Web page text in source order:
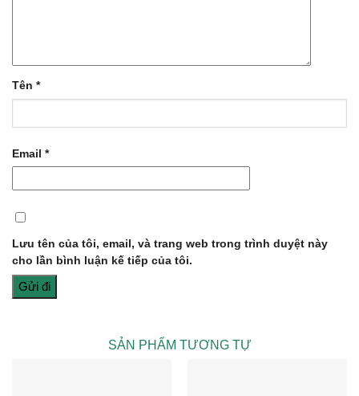
Tên *
Email *
Lưu tên của tôi, email, và trang web trong trình duyệt này
cho lần bình luận kế tiếp của tôi.
SẢN PHẨM TƯƠNG TỰ